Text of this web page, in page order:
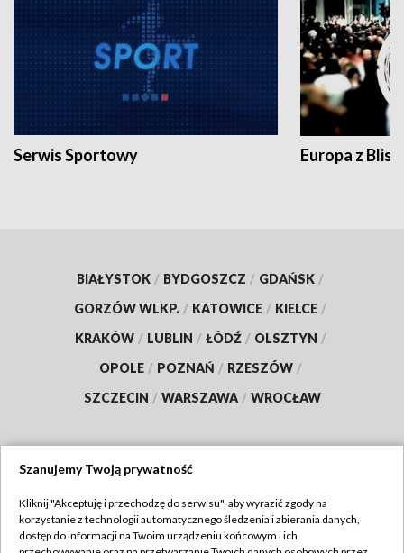
Serwis Sportowy Europa z
BIAŁYSTOK / BYDGOSZCZ / GDAŃSK /
GORZÓW WLKP. / KATOWICE / KIELCE /
KRAKÓW / LUBLIN / ŁÓDŹ / OLSZTYN /
OPOLE / POZNAŃ / RZESZÓW /
SZCZECIN / WARSZAWA / WROCŁAW
TVP
Szanujemy Twoją prywatność
Kliknij "Akceptuję i przechodzę do serwisu", aby wyrazić zgody na
korzystanie z technologii automatycznego śledzenia i zbierania danych,
dostęp do informacji na Twoim urządzeniu końcowym i ich